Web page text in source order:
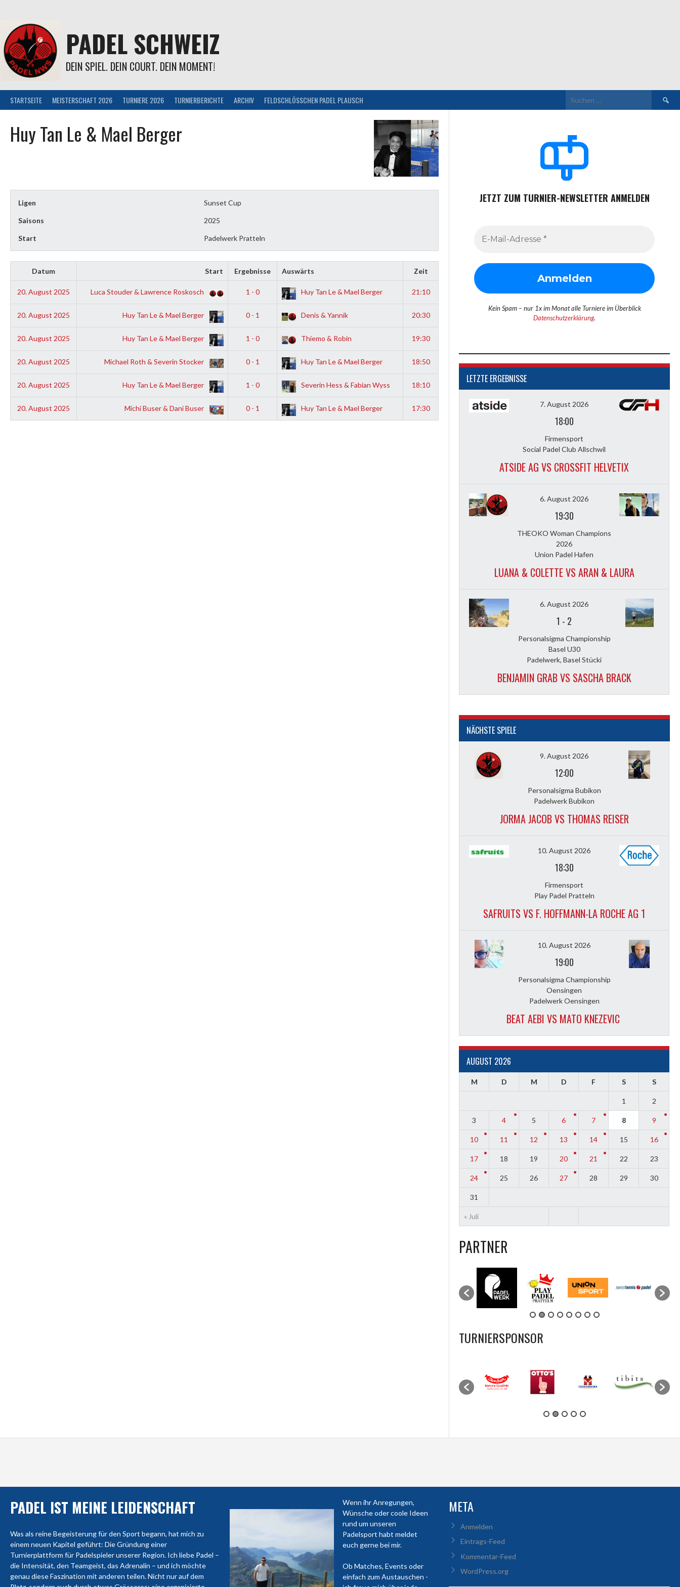
Inhalt
PADEL SCHWEIZ
DEIN SPIEL. DEIN COURT. DEIN MOMENT!
STARTSEITE MEISTERSCHAFT 2026 TURNIERE 2026 TURNIERBERICHTE ARCHIV FELDSCHLÖSSCHEN PADEL PLAUSCH
Suchen
nach:
Huy Tan Le & Mael Berger
Ligen Sunset Cup
Saisons 2025
Start Padelwerk Pratteln
Datum Start Ergebnisse Auswärts Zeit
20. August 2025 Luca Stouder & Lawrence Roskosch 1 - 0 Huy Tan Le & Mael Berger 21:10
20. August 2025 Huy Tan Le & Mael Berger 0 - 1 Denis & Yannik 20:30
20. August 2025 Huy Tan Le & Mael Berger 1 - 0 Thiemo & Robin 19:30
20. August 2025 Michael Roth & Severin Stocker 0 - 1 Huy Tan Le & Mael Berger 18:50
20. August 2025 Huy Tan Le & Mael Berger 1 - 0 Severin Hess & Fabian Wyss 18:10
20. August 2025 Michi Buser & Dani Buser 0 - 1 Huy Tan Le & Mael Berger 17:30
JETZT ZUM TURNIER-NEWSLETTER ANMELDEN
Kein Spam – nur 1x im Monat alle Turniere im Überblick
Datenschutzerklärung.
LETZTE ERGEBNISSE
7. August 2026
18:00
Firmensport
Social Padel Club Allschwil
ATSIDE AG VS CROSSFIT HELVETIX
6. August 2026
19:30
THEOKO Woman Champions
2026
Union Padel Hafen
LUANA & COLETTE VS ARAN & LAURA
6. August 2026
1 - 2
Personalsigma Championship
Basel U30
Padelwerk, Basel Stücki
BENJAMIN GRAB VS SASCHA BRACK
NÄCHSTE SPIELE
9. August 2026
12:00
Personalsigma Bubikon
Padelwerk Bubikon
JORMA JACOB VS THOMAS REISER
10. August 2026
18:30
Firmensport
Play Padel Pratteln
SAFRUITS VS F. HOFFMANN-LA ROCHE AG 1
10. August 2026
19:00
Personalsigma Championship
Oensingen
Padelwerk Oensingen
BEAT AEBI VS MATO KNEZEVIC
AUGUST 2026
M D M D F S S
« Juli
1 2
3 4 5 6 7 8 9
10 11 12 13 14 15 16
17 18 19 20 21 22 23
24 25 26 27 28 29 30
31
PARTNER
TURNIERSPONSOR
PADEL IST MEINE LEIDENSCHAFT
Was als reine Begeisterung für den Sport begann, hat mich zu
einem neuen Kapitel geführt: Die Gründung einer
Turnierplattform für Padelspieler unserer Region. Ich liebe Padel –
die Intensität, den Teamgeist, das Adrenalin – und ich möchte
genau diese Faszination mit anderen teilen. Nicht nur auf dem
Wenn ihr Anregungen,
Wünsche oder coole Ideen
rund um unseren
Padelsport habt meldet
euch gerne bei mir.
Ob Matches, Events oder
einfach zum Austauschen -
META
Anmelden
Eintrags-Feed
Kommentar-Feed
WordPress.org